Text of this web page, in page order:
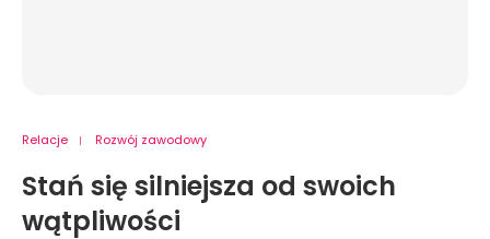
Relacje Rozwój zawodowy
Stań się silniejsza od swoich
wątpliwości